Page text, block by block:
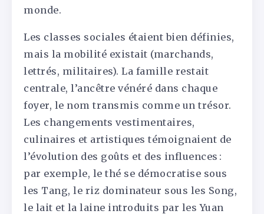
monde.
Les classes sociales étaient bien définies,
mais la mobilité existait (marchands,
lettrés, militaires). La famille restait
centrale, l’ancêtre vénéré dans chaque
foyer, le nom transmis comme un trésor.
Les changements vestimentaires,
culinaires et artistiques témoignaient de
l’évolution des goûts et des influences :
par exemple, le thé se démocratise sous
les Tang, le riz dominateur sous les Song,
le lait et la laine introduits par les Yuan